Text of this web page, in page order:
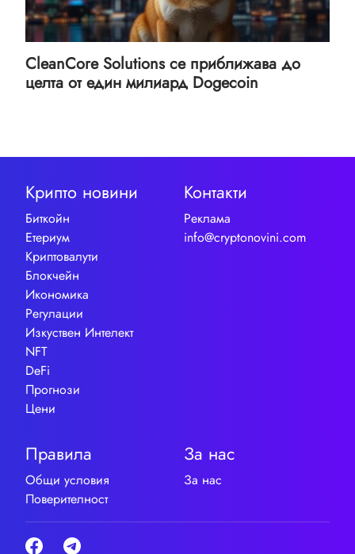
CleanCore Solutions се приближава до
целта от един милиард Dogecoin
Крипто новини
Биткойн
Етериум
Криптовалути
Блокчейн
Икономика
Регулации
Изкуствен Интелект
NFT
DeFi
Прогнози
Цени
Контакти
Реклама
info@cryptonovini.com
Правила
Общи условия
Поверителност
За нас
За нас